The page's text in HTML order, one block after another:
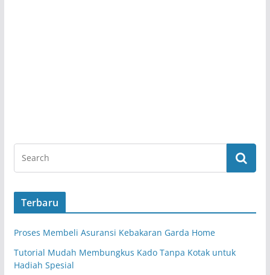
Terbaru
Proses Membeli Asuransi Kebakaran Garda Home
Tutorial Mudah Membungkus Kado Tanpa Kotak untuk
Hadiah Spesial